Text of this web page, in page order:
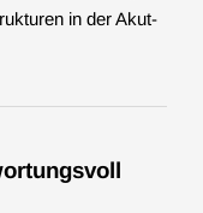
in der Akut-